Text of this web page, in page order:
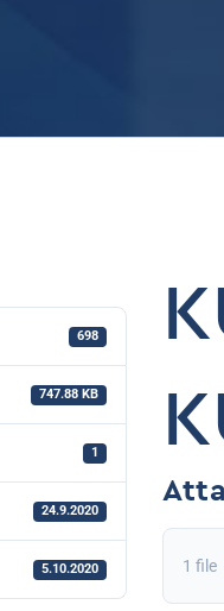
698
747.88 KB
1
24.9.2020
5.10.2020 1 file